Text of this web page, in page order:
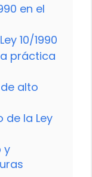
en el
10/1990
práctica
alto
la Ley
y